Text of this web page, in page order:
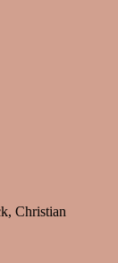
Christian